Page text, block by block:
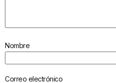
Nombre
Correo electrónico